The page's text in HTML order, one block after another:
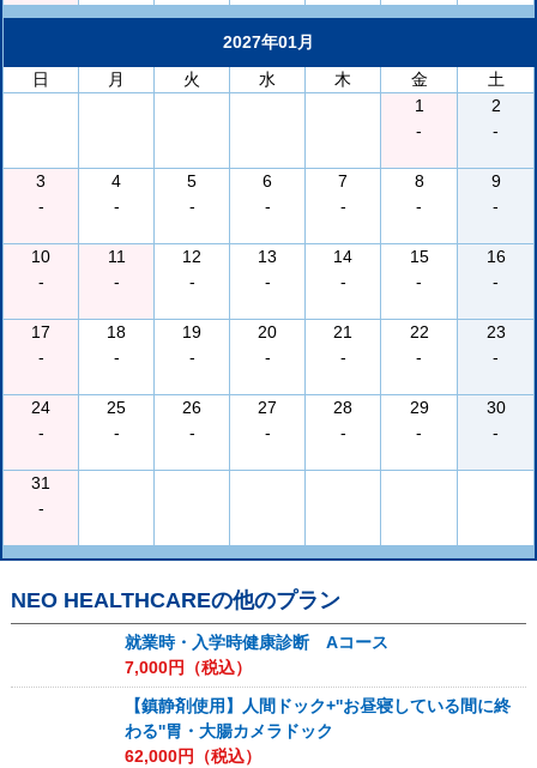
2027年01月
日
月 火 水 木 金
土
1
-
2
-
3
-
4
-
5
-
6
-
7
-
8
-
9
-
10
-
11
-
12
-
13
-
14
-
15
-
16
-
17
-
18
-
19
-
20
-
21
-
22
-
23
-
24
-
25
-
26
-
27
-
28
-
29
-
30
-
31
-
NEO HEALTHCAREの他のプラン
就業時・入学時健康診断 Aコース
7,000円（税込）
【鎮静剤使用】人間ドック+''お昼寝している間に終
わる''胃・大腸カメラドック
62,000円（税込）